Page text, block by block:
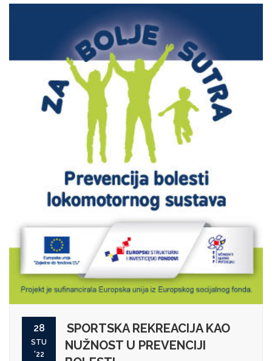
28
STU
'22
SPORTSKA REKREACIJA KAO
NUŽNOST U PREVENCIJI